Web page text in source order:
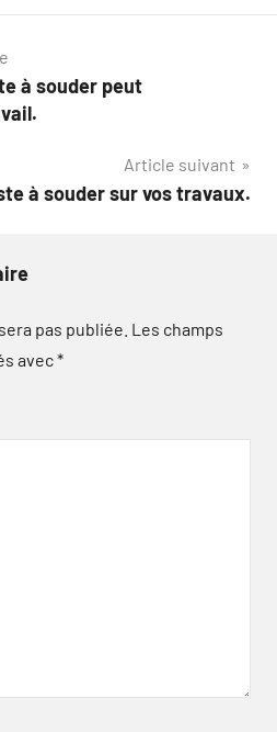
à souder peut
Article suivant
à souder sur vos travaux.
pas publiée. Les champs
avec*